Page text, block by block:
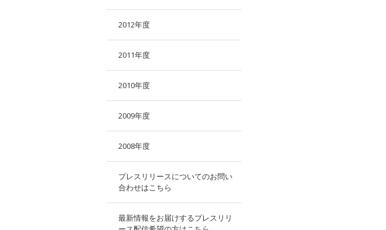
2012年度
2011年度
2010年度
2009年度
2008年度
プレスリリースについてのお問い
合わせはこちら
最新情報をお届けするプレスリリ